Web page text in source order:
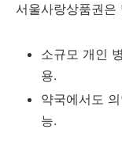
서울사랑상품권은
소규모 개인
용.
약국에서도
능.